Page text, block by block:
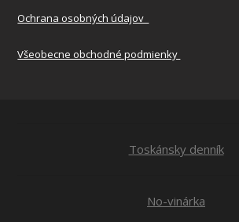
Ochrana osobných údajov
Všeobecne obchodné podmienky
Toskánsky denník
No-vinárka